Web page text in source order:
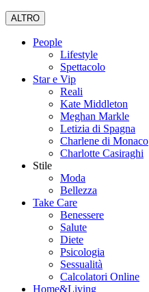
ALTRO
People
Lifestyle
Spettacolo
Star e Vip
Reali
Kate Middleton
Meghan Markle
Letizia di Spagna
Charlene di Monaco
Charlotte Casiraghi
Stile
Moda
Bellezza
Take Care
Benessere
Salute
Diete
Psicologia
Sessualità
Calcolatori Online
Home&Living